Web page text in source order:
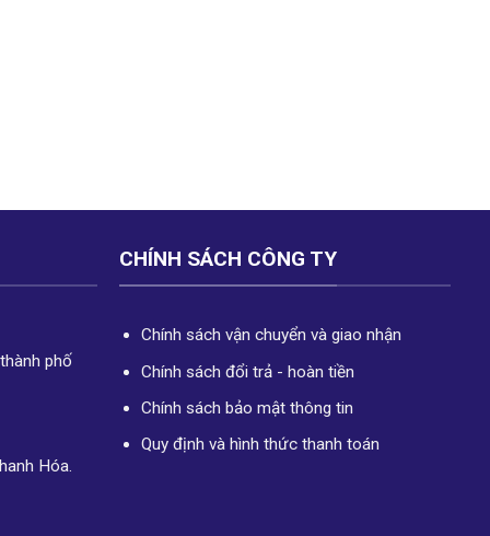
phố
Hóa.
CHÍNH SÁCH CÔNG TY
Chính sách vận chuyển và giao nhận
Chính sách đổi trả - hoàn tiền
Chính sách bảo mật thông tin
Quy định và hình thức thanh toán